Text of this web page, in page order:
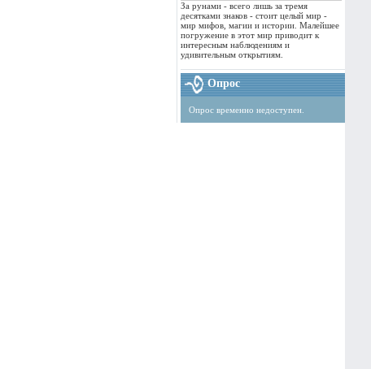
За рунами - всего лишь за тремя
десятками знаков - стоит целый мир -
мир мифов, магии и истории. Малейшее
погружение в этот мир приводит к
интересным наблюдениям и
удивительным открытиям.
Опрос
Опрос временно недоступен.